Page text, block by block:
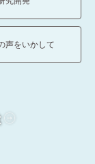
声をいかして